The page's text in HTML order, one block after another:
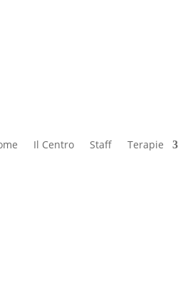
Il Centro Staff Terapie
degli incisivi a riposo varia in